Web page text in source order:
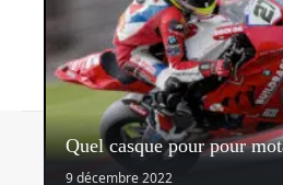
Quel casque pour pour
9 décembre 2022© 2026 |
Contact Mentions